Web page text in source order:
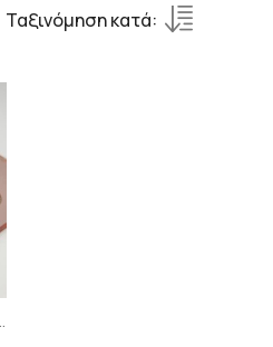
Ταξινόμηση κατά: